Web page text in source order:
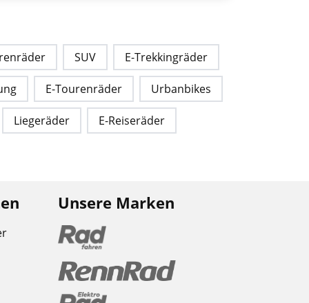
SUV E-Trekkingräder
E-Tourenräder Urbanbikes
Liegeräder E-Reiseräder
Unsere Marken